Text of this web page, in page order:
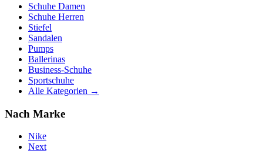
Schuhe Damen
Schuhe Herren
Stiefel
Sandalen
Pumps
Ballerinas
Business-Schuhe
Sportschuhe
Alle Kategorien →
Nach Marke
Nike
Next